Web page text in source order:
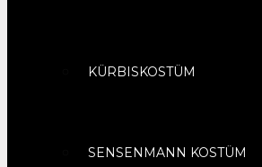
KÜRBISKOSTÜM
SENSENMANN KOSTÜM